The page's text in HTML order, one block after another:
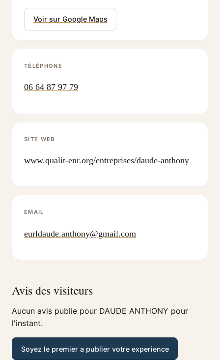
Voir sur Google Maps
TÉLÉPHONE
06 64 87 97 79
SITE WEB
www.qualit-enr.org/entreprises/daude-anthony
EMAIL
eurldaude.anthony@gmail.com
Avis des visiteurs
Aucun avis publie pour DAUDE ANTHONY pour
l'instant.
Soyez le premier a publier votre experience